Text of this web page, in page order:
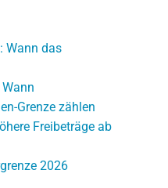
Wann das
Grenze zählen
Freibeträge ab
2026